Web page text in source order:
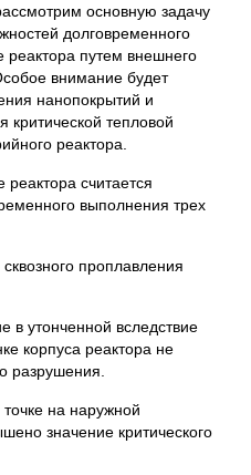
основную задачу
долговременного
реактора путем внешнего
внимание будет
нанопокрытий и
критической тепловой
реактора.
считается
выполнения трех
сквозного проплавления
в утонченной вследствие
корпуса реактора не
разрушения.
на наружной
значение критического